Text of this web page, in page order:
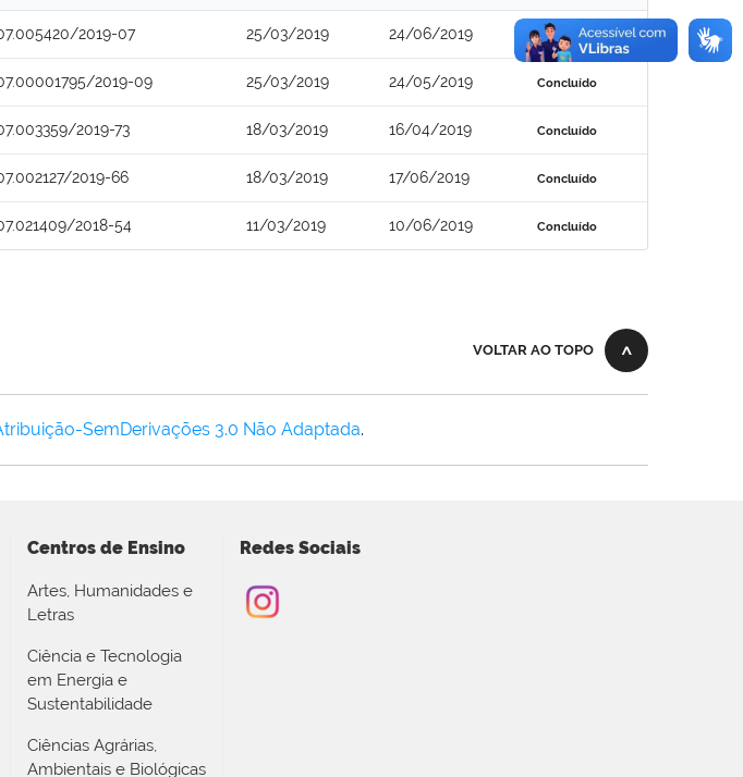
2019-07 25/03/2019 24/06/2019 Concluído
2019-09 25/03/2019 24/05/2019 Concluído
2019-73 18/03/2019 16/04/2019 Concluído
2019-66 18/03/2019 17/06/2019 Concluído
2018-54 11/03/2019 10/06/2019 Concluído
VOLTAR AO TOPO
SemDerivações 3.0 Não Adaptada.
Centros de Ensino
Artes, Humanidades e
Letras
Ciência e Tecnologia
em Energia e
Sustentabilidade
Ciências Agrárias,
Ambientais e Biológicas
Redes Sociais